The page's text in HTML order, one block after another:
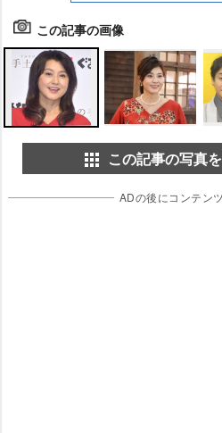
この記事の画像
この記事の写真
ADの後にコンテン